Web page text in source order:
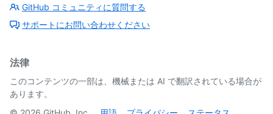
GitHub コミュニティに質問する
サポートにお問い合わせください
法律
このコンテンツの一部は、機械または AI で翻訳されている場合が
あります。